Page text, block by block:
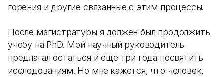
горения и другие связанные с этим процессы.
После магистратуры я должен был продолжить
учебу на PhD. Мой научный руководитель
предлагал остаться и еще три года посвятить
исследованиям. Но мне кажется, что человек,